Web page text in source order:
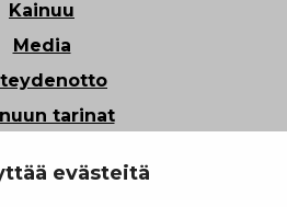
evästeitä
Kainuu
Media
tarinat